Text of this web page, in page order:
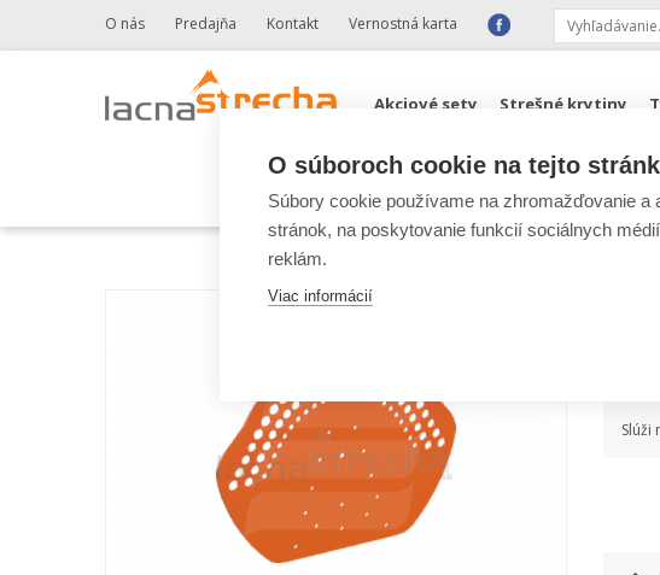
O nás Predajňa Kontakt Vernostná karta
Akciové sety Strešné krytiny
Odkvapové systémy KJG, ZENIT
Slúži
O súboroch cookie na tejto
Súbory cookie používame na zhromažďovanie
stránok, na poskytovanie funkcií sociálnych
reklám.
Viac informácií